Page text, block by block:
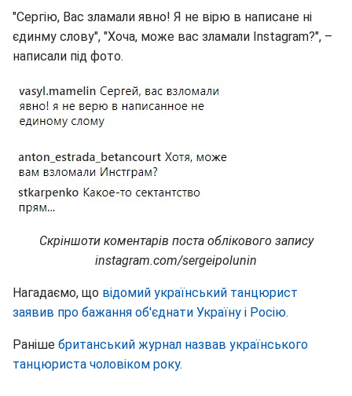
"Сергію, Вас зламали явно! Я не вірю в написане ні
єдинму слову", "Хоча, може вас зламали Instagram?", –
написали під фото.
Скріншоти коментарів поста облікового запису
instagram.com/sergeipolunin
Нагадаємо, що відомий український танцюрист
заявив про бажання об'єднати Україну і Росію.
Раніше британський журнал назвав українського
танцюриста чоловіком року.